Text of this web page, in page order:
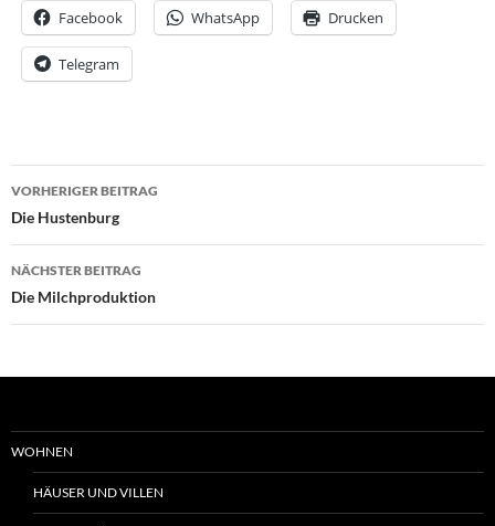
Facebook WhatsApp Drucken
Telegram
Beitrags-
Navigation
VORHERIGER BEITRAG
Die Hustenburg
NÄCHSTER BEITRAG
Die Milchproduktion
WOHNEN
HÄUSER UND VILLEN